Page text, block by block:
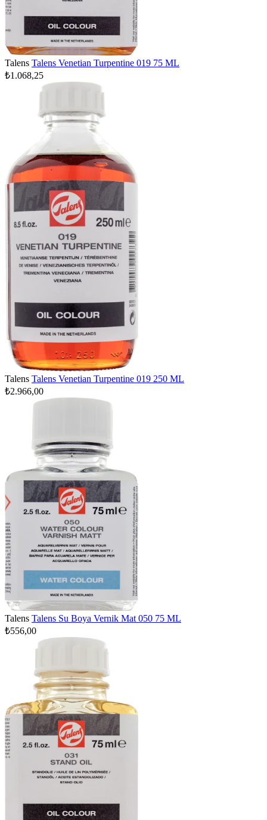
Talens Talens Venetian Turpentine 019 75 ML
₺1.068,25
Talens Talens Venetian Turpentine 019 250 ML
₺2.966,00
Talens Talens Su Boya Vernik Mat 050 75 ML
₺556,00